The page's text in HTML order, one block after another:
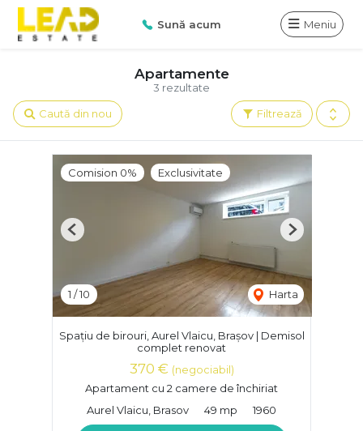
Sună acum Meniu
3 rezultate
Apartamente
Filtrează
Caută din nou
Comision 0% Exclusivitate
1 /10 Harta
Previous Next
Spațiu de birouri, Aurel Vlaicu, Brașov | Demisol
complet renovat
370 € (negociabil)
Apartament cu 2 camere de închiriat
Aurel Vlaicu, Brasov
49 mp 1960